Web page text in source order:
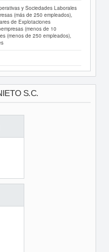
y Sociedades Laborales
(más de 250 empleados),
de Explotaciones
(menos de 10
(menos de 250 empleados),
S.C.